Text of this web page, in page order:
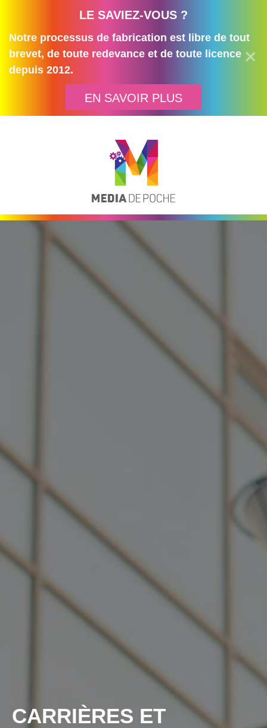
LE SAVIEZ-VOUS ?
Notre processus de fabrication est libre de tout
brevet, de toute redevance et de toute licence
depuis 2012.
EN SAVOIR PLUS
CARRIÈRES ET